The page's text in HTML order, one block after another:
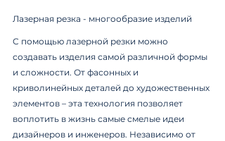
Лазерная резка - многообразие изделий
С помощью лазерной резки можно
создавать изделия самой различной формы
и сложности. От фасонных и
криволинейных деталей до художественных
элементов – эта технология позволяет
воплотить в жизнь самые смелые идеи
дизайнеров и инженеров. Независимо от